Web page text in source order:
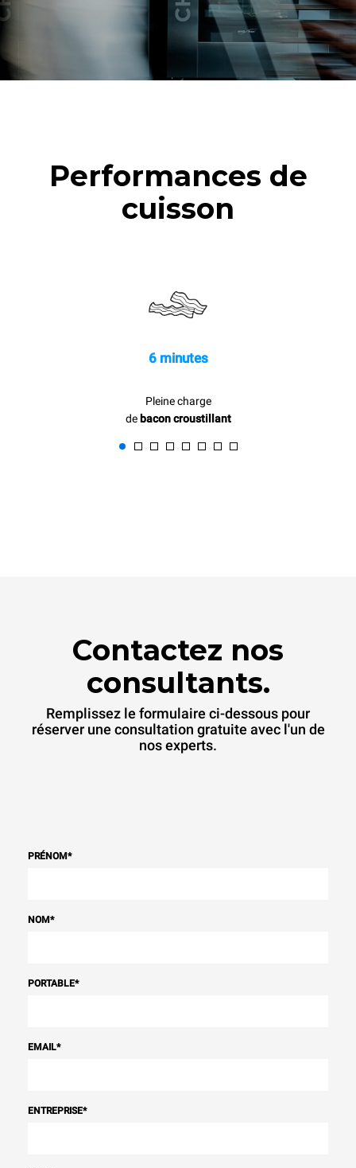
cuissons vapeur
Performances de
cuisson
6 minutes
Pleine charge
de bacon croustillant
Contactez nos
consultants.
Remplissez le formulaire ci-dessous pour
réserver une consultation gratuite avec l'un de
nos experts.
PRÉNOM*
NOM*
PORTABLE*
EMAIL*
ENTREPRISE*